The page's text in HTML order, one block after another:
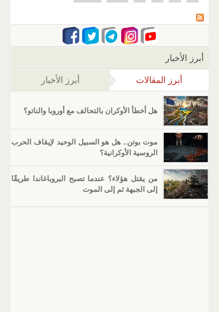
أبرز الأخبار
أبرز المقالات (علامة التبويب النشطة)
أبرز الأخبار
هل أخطأ الأوكران بالتحالف مع أوروبا والناتو؟
موت بوتن.. هل هو السبيل الوحيد لإيقاف الحرب
الروسية الأوكرانية؟
من يقتل هؤلاء؟ عندما تصبح البروباغاندا طريقًا
إلى الجبهة ثم إلى الموت